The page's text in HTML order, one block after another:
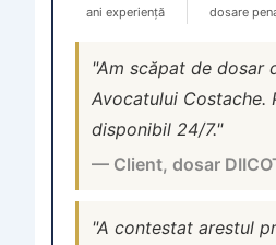
ani experiență dosare
"Am scăpat de dosar
Avocatului Costache.
disponibil 24/7."
— Client, dosar
"A contestat arestul